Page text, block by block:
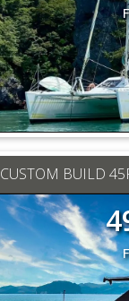
CUSTOM BUILD